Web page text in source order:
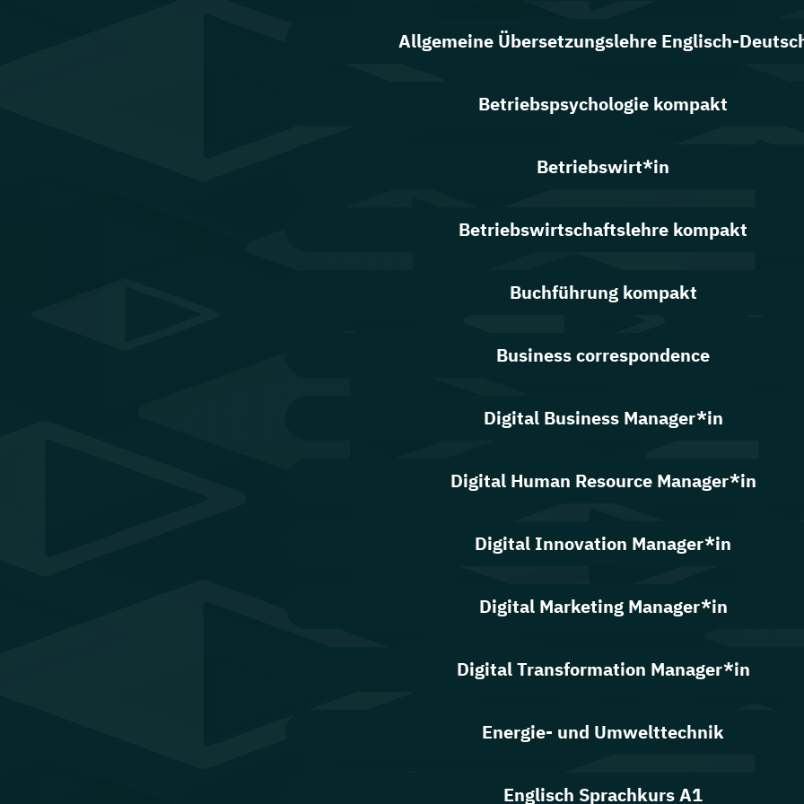
Allgemeine Übersetzungslehre Englisch-
Betriebspsychologie kompakt
Betriebswirt*in
Betriebswirtschaftslehre kompakt
Buchführung kompakt
Business correspondence
Digital Business Manager*in
Digital Human Resource Manager*in
Digital Innovation Manager*in
Digital Marketing Manager*in
Digital Transformation Manager*in
Energie- und Umwelttechnik
Englisch Sprachkurs A1